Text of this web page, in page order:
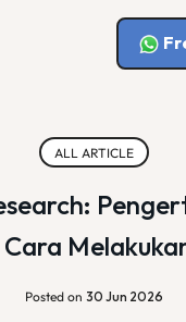
ALL ARTICLE
Posted on 30 Jun 2026